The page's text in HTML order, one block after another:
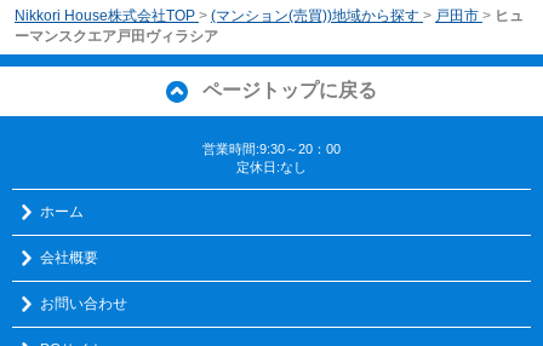
Nikkori House株式会社TOP > (マンション(売買))地域から探す > 戸田市 > ヒュ
ーマンスクエア戸田ヴィラシア
ページトップに戻る
営業時間:9:30～20：00
定休日:なし
ホーム
会社概要
お問い合わせ